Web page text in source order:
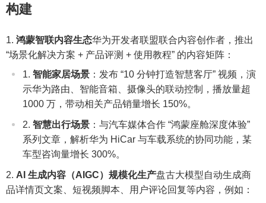
构建
鸿蒙智联内容生态华为开发者联盟联合内容创作者，推出
“场景化解决方案 + 产品评测 + 使用教程” 的内容矩阵：
智能家居场景 ：发布 “10 分钟打造智慧客厅” 视频，演
示华为路由、智能音箱、摄像头的联动控制，播放量超
1000 万，带动相关产品销量增长 150%。
智慧出行场景 ：与汽车媒体合作 “鸿蒙座舱深度体验”
系列文章，解析华为 HiCar 与车载系统的协同功能，某
车型咨询量增长 300%。
AI 生成内容（AIGC）规模化生产盘古大模型自动生成商
品详情页文案、短视频脚本、用户评论回复等内容，例如：